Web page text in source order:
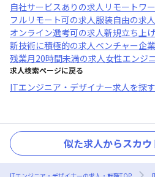
自社サービスあり の求人 リモートワ
フルリモート可の求人服装自由の求人
オンライン選考可の求人新規立ち上げ
新技術に積極的の求人ベンチャー企業
残業月20時間未満の求人女性エンジ
求人検索ページに戻る
ITエンジニア・デザイナー求人を探す
似た求人からスカウ